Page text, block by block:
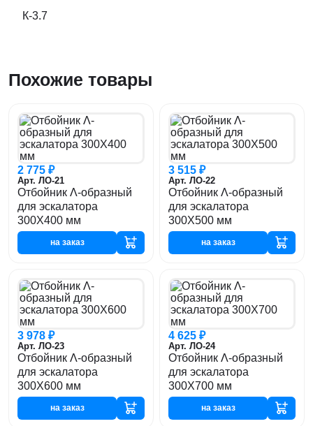
К-3.7
Похожие товары
2 775 ₽
Арт. ЛО-21
Отбойник Λ-образный
для эскалатора
300Х400 мм
на заказ
3 515 ₽
Арт. ЛО-22
Отбойник Λ-образный
для эскалатора
300Х500 мм
на заказ
3 978 ₽
Арт. ЛО-23
Отбойник Λ-образный
для эскалатора
300Х600 мм
на заказ
4 625 ₽
Арт. ЛО-24
Отбойник Λ-образный
для эскалатора
300Х700 мм
на заказ